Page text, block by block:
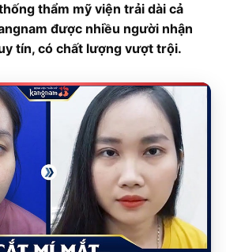
thẩm mỹ viện trải dài cả
được nhiều người nhận
tín, có chất lượng vượt trội.